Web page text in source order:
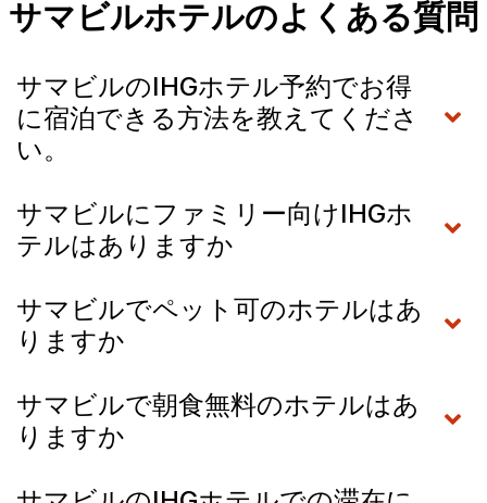
サマビルホテルのよくある質問
サマビルのIHGホテル予約でお得
に宿泊できる方法を教えてくださ
い。
サマビルにファミリー向けIHGホ
テルはありますか
サマビルでペット可のホテルはあ
りますか
サマビルで朝食無料のホテルはあ
りますか